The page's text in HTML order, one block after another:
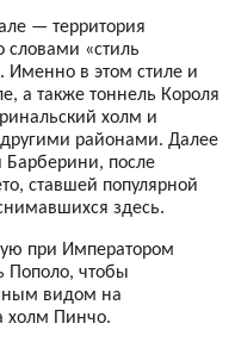
— территория
словами «стиль
Именно в этом стиле и
а также тоннель Короля
холм и
районами. Далее
после
ставшей популярной
здесь.
при Императором
Пополо, чтобы
видом на
холм Пинчо.